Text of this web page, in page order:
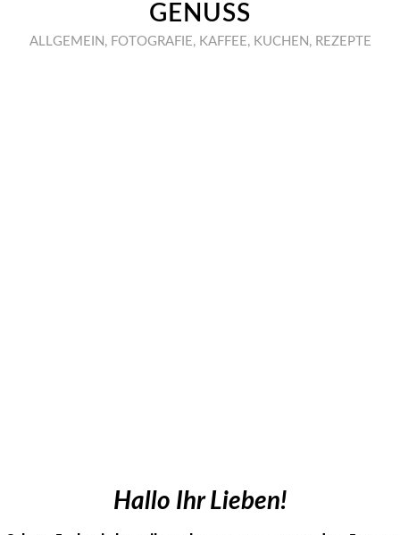
GENUSS
ALLGEMEIN , FOTOGRAFIE , KAFFEE , KUCHEN , REZEPTE
Hallo Ihr Lieben!